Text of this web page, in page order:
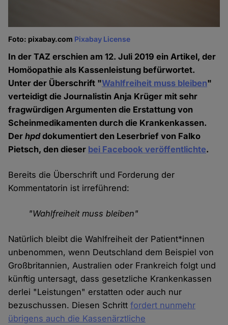
Foto: pixabay.com Pixabay License
In der TAZ erschien am 12. Juli 2019 ein Artikel, der
Homöopathie als Kassenleistung befürwortet.
Unter der Überschrift "Wahlfreiheit muss bleiben"
verteidigt die Journalistin Anja Krüger mit sehr
fragwürdigen Argumenten die Erstattung von
Scheinmedikamenten durch die Krankenkassen.
Derhpddokumentiert den Leserbrief von Falko
Pietsch, den dieser bei Facebook veröffentlichte.
Bereits die Überschrift und Forderung der
Kommentatorin ist irreführend:
"Wahlfreiheit muss bleiben"
Natürlich bleibt die Wahlfreiheit der Patient*innen
unbenommen, wenn Deutschland dem Beispiel von
Großbritannien, Australien oder Frankreich folgt und
künftig untersagt, dass gesetzliche Krankenkassen
derlei "Leistungen" erstatten oder auch nur
bezuschussen. Diesen Schrittfordert nunmehr
übrigens auch die Kassenärztliche